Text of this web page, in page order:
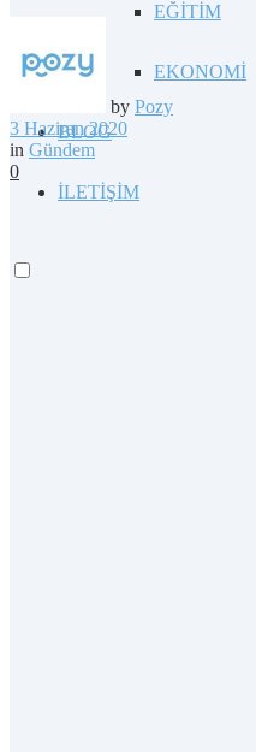
EĞİTİM
EKONOMİ
BLOG
İLETİŞİM
by Pozy
3 Haziran 2020
in Gündem
0